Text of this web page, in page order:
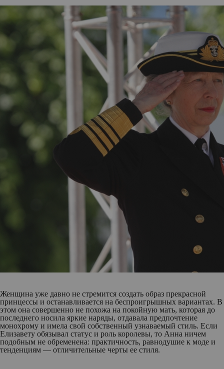
Женщина уже давно не стремится создать образ прекрасной
принцессы и останавливается на беспроигрышных вариантах. В
этом она совершенно не похожа на покойную мать, которая до
последнего носила яркие наряды, отдавала предпочтение
монохрому и имела свой собственный узнаваемый стиль. Если
Елизавету обязывал статус и роль королевы, то Анна ничем
подобным не обременена: практичность, равнодушие к моде и
тенденциям — отличительные черты ее стиля.